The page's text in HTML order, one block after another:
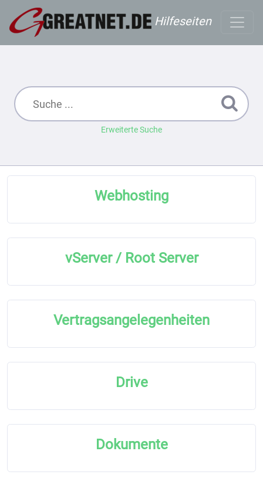
Hilfeseiten
Erweiterte Suche
Webhosting
vServer / Root Server
Vertragsangelegenheiten
Drive
Dokumente